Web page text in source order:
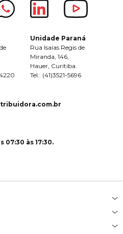
Unidade Paraná
Rua Isaías Regis de
Miranda, 146,
Hauer, Curitiba.
Tel.: (41)3521-5696
07:30 às 17:30.